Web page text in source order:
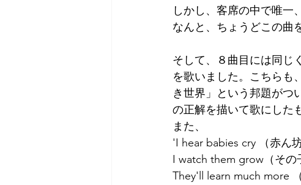
しかし、客席の中で唯一
なんと、ちょうどこの曲
そして、８曲目には同じ
を歌いました。こちらも
き世界」という邦題がつ
の正解を描いて歌にした
また、
'I hear babies cry （赤ん
I watch them grow（その
They'll learn much more